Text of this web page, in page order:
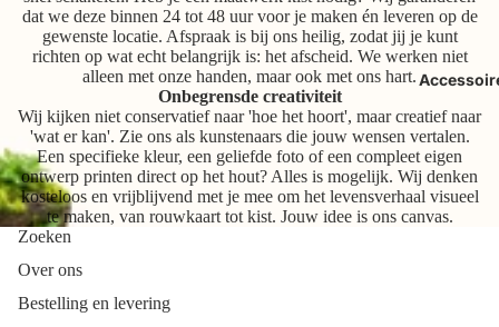
dat we deze binnen 24 tot 48 uur voor je maken én leveren op de
gewenste locatie. Afspraak is bij ons heilig, zodat jij je kunt
richten op wat echt belangrijk is: het afscheid. We werken niet
alleen met onze handen, maar ook met ons hart.
Onbegrensde creativiteit
Wij kijken niet conservatief naar 'hoe het hoort', maar creatief naar
'wat er kan'. Zie ons als kunstenaars die jouw wensen vertalen.
Een specifieke kleur, een geliefde foto of een compleet eigen
ontwerp printen direct op het hout? Alles is mogelijk. Wij denken
kosteloos en vrijblijvend met je mee om het levensverhaal visueel
te maken, van rouwkaart tot kist. Jouw idee is ons canvas.
Zoeken
Over ons
Bestelling en levering